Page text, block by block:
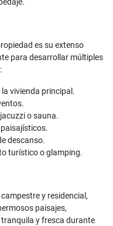
es su extenso
para desarrollar múltiples
vivienda principal.
o sauna.
descanso.
turístico o glamping.
y residencial,
paisajes,
y fresca durante